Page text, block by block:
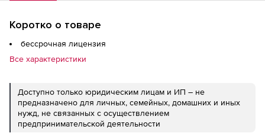
Коротко о товаре
бессрочная лицензия
Все характеристики
Доступно только юридическим лицам и ИП – не
предназначено для личных, семейных, домашних и иных
нужд, не связанных с осуществлением
предпринимательской деятельности